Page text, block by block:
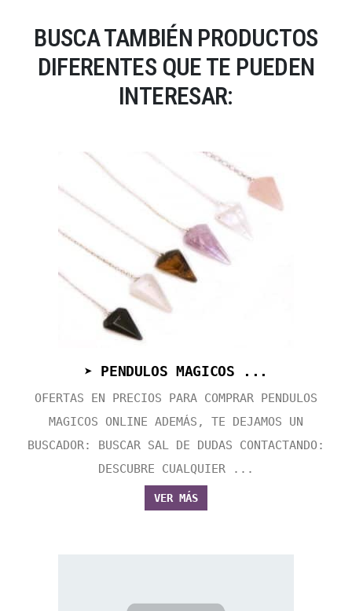
BUSCA TAMBIÉN PRODUCTOS
DIFERENTES QUE TE PUEDEN
INTERESAR:
➤ PENDULOS MAGICOS ...
OFERTAS EN PRECIOS PARA COMPRAR PENDULOS
MAGICOS ONLINE ADEMÁS, TE DEJAMOS UN
BUSCADOR: BUSCAR SAL DE DUDAS CONTACTANDO:
DESCUBRE CUALQUIER ...
VER MÁS